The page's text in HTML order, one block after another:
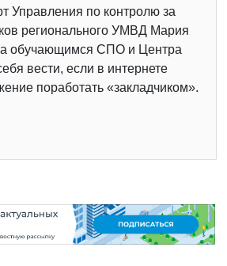
Управления по контролю за
регионального УМВД Мария
обучающимся СПО и Центра
вести, если в интернете
поработать «закладчиком».